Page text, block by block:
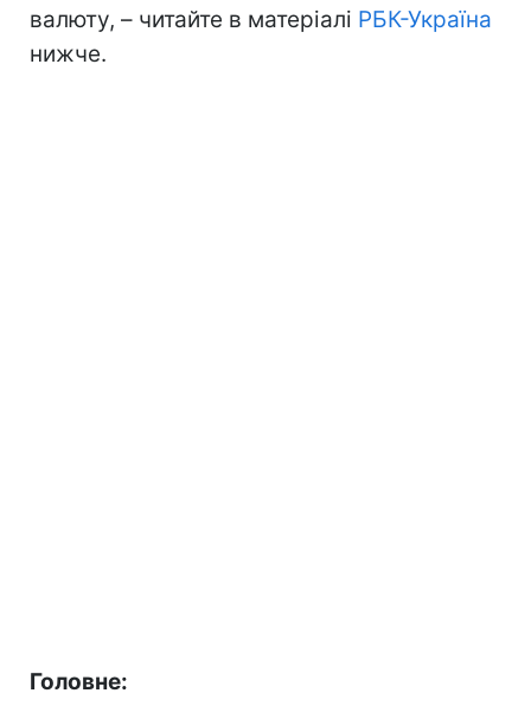
валюту, – читайте в матеріалі РБК-Україна
нижче.
Головне: